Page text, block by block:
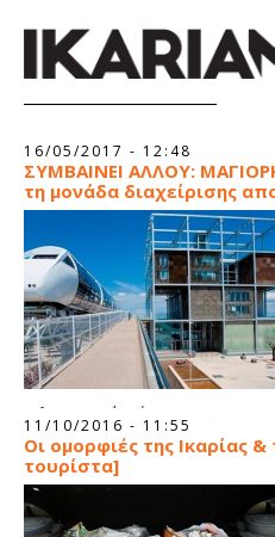
16/05/2017 - 12:48
ΣΥΜΒΑΙΝΕΙ ΑΛΛΟΥ:
τη μονάδα διαχείρισης
καλοκαιρινούς μήνες.
11/10/2016 - 11:55
Οι ομορφιές της Ικαρίας
τουρίστα]